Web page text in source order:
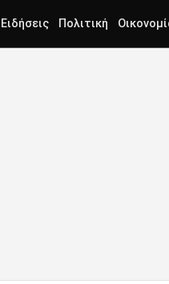
Ειδήσεις Πολιτική